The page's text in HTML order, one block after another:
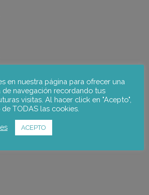
en nuestra página para ofrecer una
de navegación recordando tus
visitas. Al hacer click en "Acepto",
TODAS las cookies.
ACEPTO